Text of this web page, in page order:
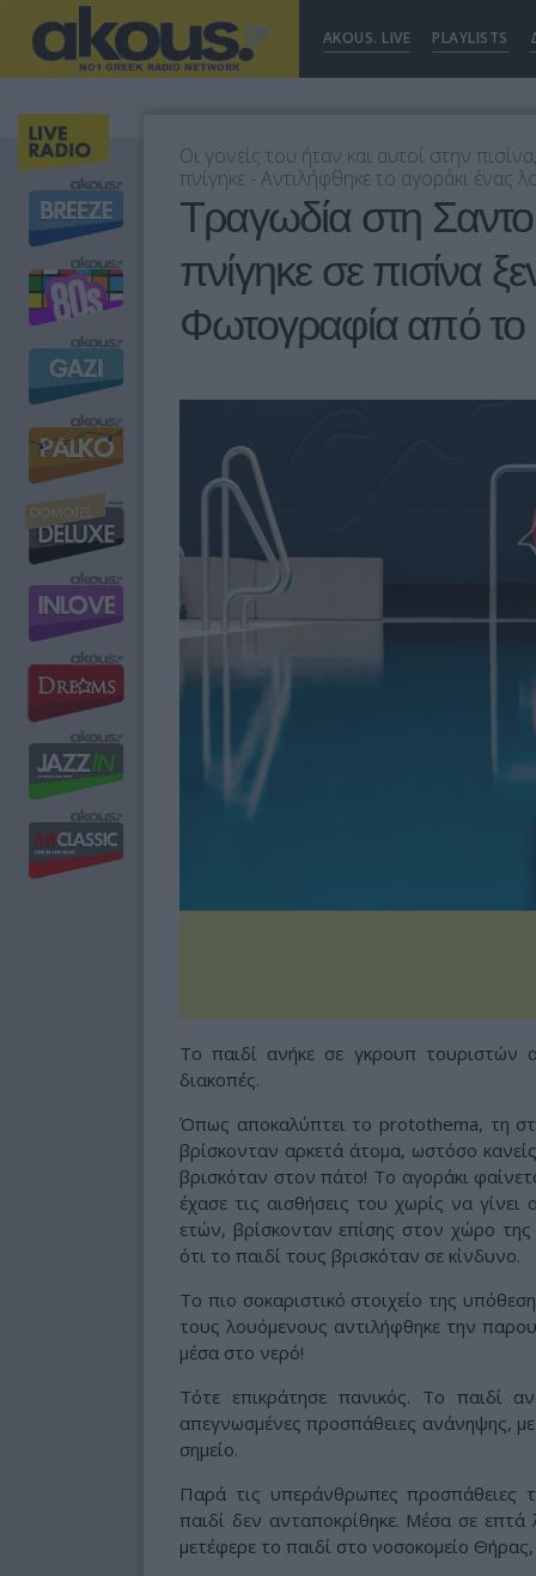
AKOUS. LIVE PLAYLISTS
Οι γονείς του ήταν και αυτοί στην
πνίγηκε - Αντιλήφθηκε το αγοράκι ένας
Τραγωδία στη
πνίγηκε σε πισίνα
Φωτογραφία από το
Το παιδί ανήκε σε γκρουπ τουριστών
διακοπές.
Όπως αποκαλύπτει το protothema, τη
βρίσκονταν αρκετά άτομα, ωστόσο
βρισκόταν στον πάτο! Το αγοράκι
έχασε τις αισθήσεις του χωρίς να
ετών, βρίσκονταν επίσης στον χώρο
ότι το παιδί τους βρισκόταν σε κίνδυνο.
Το πιο σοκαριστικό στοιχείο της
τους λουόμενους αντιλήφθηκε την
μέσα στο νερό!
Τότε επικράτησε πανικός. Το παιδί
απεγνωσμένες προσπάθειες ανάνηψης,
σημείο.
Παρά τις υπεράνθρωπες προσπάθειες
παιδί δεν ανταποκρίθηκε. Μέσα σε
μετέφερε το παιδί στο νοσοκομείο